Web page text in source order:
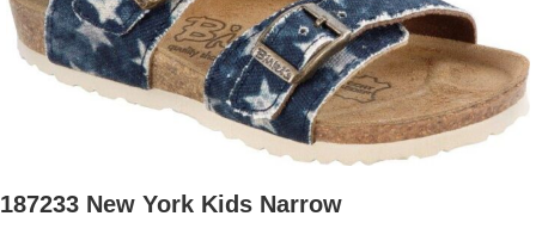
187233 New York Kids Narrow